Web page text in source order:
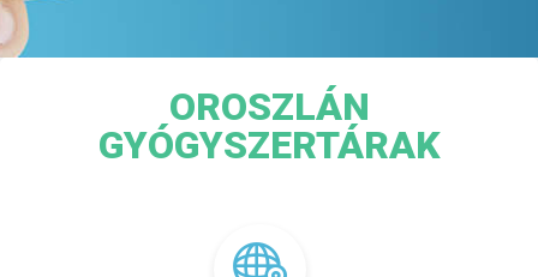
OROSZLÁN
GYÓGYSZERTÁRAK